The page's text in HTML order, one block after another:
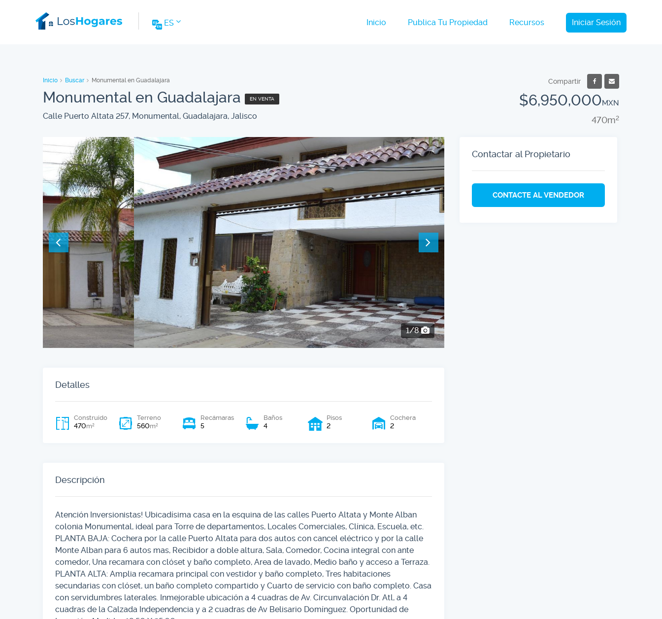
ES Inicio Publica Tu Propiedad Recursos Iniciar Sesión
Inicio Buscar Monumental en Guadalajara
Monumental en Guadalajara EN VENTA
Calle Puerto Altata 257, Monumental, Guadalajara, Jalisco
Compartir
$6,950,000MXN
470m2
2/8
Detalles
Construido
470m2
Terreno
560m2
Recámaras
5
Baños
4
Pisos
2
Cochera
2
Descripción
Atención Inversionistas! Ubicadísima casa en la esquina de las calles Puerto Altata y Monte Alban
colonia Monumental, ideal para Torre de departamentos, Locales Comerciales, Clínica, Escuela, etc.
PLANTA BAJA: Cochera por la calle Puerto Altata para dos autos con cancel eléctrico y por la calle
Monte Alban para 6 autos mas, Recibidor a doble altura, Sala, Comedor, Cocina integral con ante
comedor, Una recamara con clóset y baño completo, Area de lavado, Medio baño y acceso a Terraza.
PLANTA ALTA: Amplia recamara principal con vestidor y baño completo, Tres habitaciones
secundarias con clóset, un baño completo compartido y Cuarto de servicio con baño completo. Casa
con servidumbres laterales. Inmejorable ubicación a 4 cuadras de Av. Circunvalación Dr. Atl, a 4
cuadras de la Calzada Independencia y a 2 cuadras de Av Belisario Domínguez. Oportunidad de
Contactar al Propietario
CONTACTE AL VENDEDOR